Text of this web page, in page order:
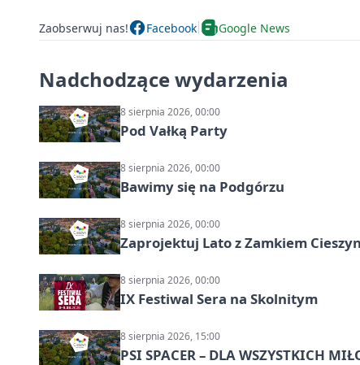
Zaobserwuj nas! Facebook Google News
Nadchodzące wydarzenia
8 sierpnia 2026, 00:00
Pod Vałką Party
8 sierpnia 2026, 00:00
Bawimy się na Podgórzu
8 sierpnia 2026, 00:00
Zaprojektuj Lato z Zamkiem Cieszyn
8 sierpnia 2026, 00:00
IX Festiwal Sera na Skolnitym
8 sierpnia 2026, 15:00
PSI SPACER – DLA WSZYSTKICH